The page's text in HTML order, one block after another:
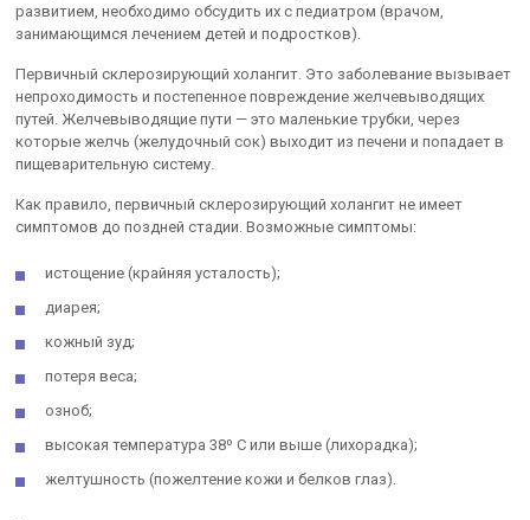
развитием, необходимо обсудить их с педиатром (врачом,
занимающимся лечением детей и подростков).
Первичный склерозирующий холангит. Это заболевание вызывает
непроходимость и постепенное повреждение желчевыводящих
путей. Желчевыводящие пути — это маленькие трубки, через
которые желчь (желудочный сок) выходит из печени и попадает в
пищеварительную систему.
Как правило, первичный склерозирующий холангит не имеет
симптомов до поздней стадии. Возможные симптомы:
истощение (крайняя усталость);
диарея;
кожный зуд;
потеря веса;
озноб;
высокая температура 38º C или выше (лихорадка);
желтушность (пожелтение кожи и белков глаз).